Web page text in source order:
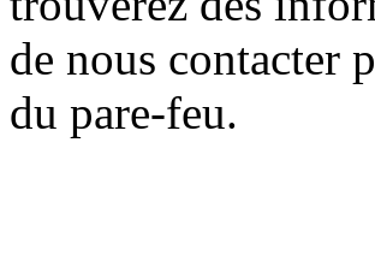
de nous contacter
du pare-feu.